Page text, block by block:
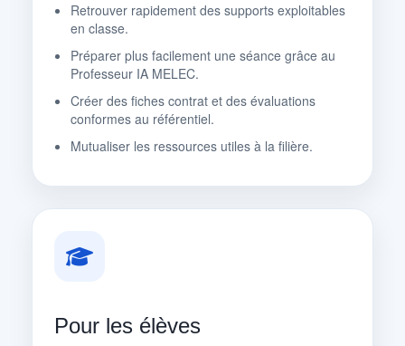
Retrouver rapidement des supports exploitables
en classe.
Préparer plus facilement une séance grâce au
Professeur IA MELEC.
Créer des fiches contrat et des évaluations
conformes au référentiel.
Mutualiser les ressources utiles à la filière.
Pour les élèves